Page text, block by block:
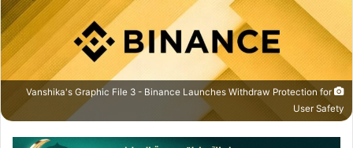
Vanshika's Graphic File 3 - Binance Launches Withdraw Protection for
User Safety